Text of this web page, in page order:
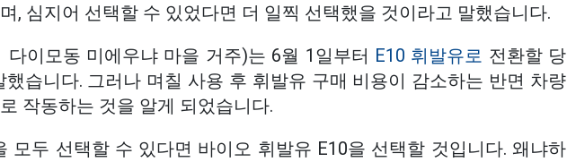
, 심지어 선택할 수 있었다면 더 일찍 선택했을 것이라고 말했습니다.
다이모동 미에우냐 마을 거주)는 6월 1일부터 E10 휘발유로 전환할 당
습니다. 그러나 며칠 사용 후 휘발유 구매 비용이 감소하는 반면 차량
작동하는 것을 알게 되었습니다.
모두 선택할 수 있다면 바이오 휘발유 E10을 선택할 것입니다. 왜냐하